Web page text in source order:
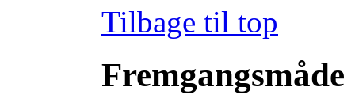
Tilbage til top
Fremgangsmåde